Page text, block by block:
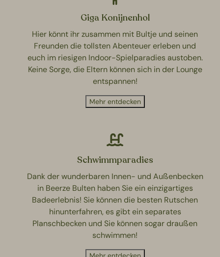
Giga Konijnenhol
Hier könnt ihr zusammen mit Bultje und seinen
Freunden die tollsten Abenteuer erleben und
euch im riesigen Indoor-Spielparadies austoben.
Keine Sorge, die Eltern können sich in der Lounge
entspannen!
Mehr entdecken
Schwimmparadies
Dank der wunderbaren Innen- und Außenbecken
in Beerze Bulten haben Sie ein einzigartiges
Badeerlebnis! Sie können die besten Rutschen
hinunterfahren, es gibt ein separates
Planschbecken und Sie können sogar draußen
schwimmen!